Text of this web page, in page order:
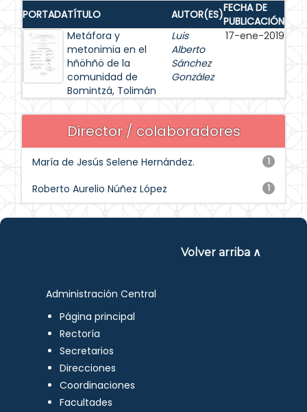
PORTADATÍTULO AUTOR(ES)FECHA DE
PUBLICACIÓN
Metáfora y
metonimia en el
hñöhñö de la
comunidad de
Bomintzá, Tolimán
Luis
Alberto
Sánchez
González
17-ene-2019
Director / colaboradores
1
María de Jesús Selene Hernández.
1
Roberto Aurelio Núñez López
Volver arriba ∧
Administración Central
Página principal
Rectoría
Secretarios
Direcciones
Coordinaciones
Facultades